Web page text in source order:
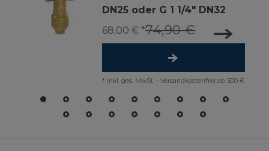
DN25 oder G 1 1/4" DN32
74,90 €
68,00 € *
* inkl. ges. MwSt. - Versandkostenfrei ab 500 €